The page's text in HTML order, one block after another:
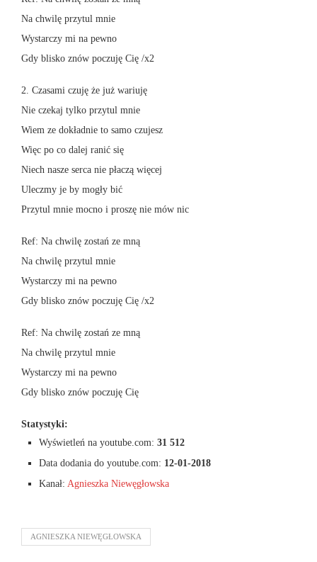
Na chwilę przytul mnie
Wystarczy mi na pewno
Gdy blisko znów poczuję Cię /x2
2. Czasami czuję że już wariuję
Nie czekaj tylko przytul mnie
Wiem ze dokładnie to samo czujesz
Więc po co dalej ranić się
Niech nasze serca nie płaczą więcej
Uleczmy je by mogły bić
Przytul mnie mocno i proszę nie mów nic
Ref: Na chwilę zostań ze mną
Na chwilę przytul mnie
Wystarczy mi na pewno
Gdy blisko znów poczuję Cię /x2
Ref: Na chwilę zostań ze mną
Na chwilę przytul mnie
Wystarczy mi na pewno
Gdy blisko znów poczuję Cię
Statystyki:
Wyświetleń na youtube.com: 31 512
Data dodania do youtube.com: 12-01-2018
Kanał: Agnieszka Niewęgłowska
AGNIESZKA NIEWĘGŁOWSKA